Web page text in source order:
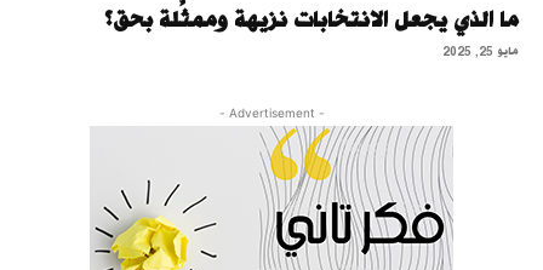
ما الذي يجعل الانتخابات نزيهة وممثِّلة بحق؟
مايو 25, 2025
- Advertisement -